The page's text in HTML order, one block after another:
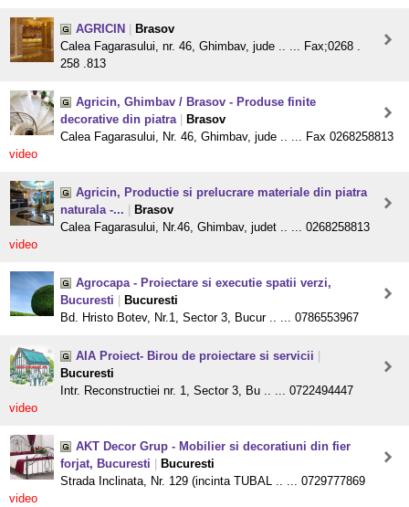
AGRICIN
Brasov
Calea Fagarasului, nr. 46, Ghimbav, jude .. ... Fax;0268 .
258 .813
Agricin, Ghimbav / Brasov - Produse finite
decorative din piatra
Brasov
Calea Fagarasului, Nr. 46, Ghimbav, jude .. ... Fax 0268258813
video
Agricin, Productie si prelucrare materiale din piatra
naturala -...
Brasov
Calea Fagarasului, Nr.46, Ghimbav, judet .. ... 0268258813
video
Agrocapa - Proiectare si executie spatii verzi,
Bucuresti
Bucuresti
Bd. Hristo Botev, Nr.1, Sector 3, Bucur .. ... 0786553967
AIA Proiect- Birou de proiectare si servicii
Bucuresti
Intr. Reconstructiei nr. 1, Sector 3, Bu .. ... 0722494447
video
AKT Decor Grup - Mobilier si decoratiuni din fier
forjat, Bucuresti
Bucuresti
Strada Inclinata, Nr. 129 (incinta TUBAL .. ... 0729777869
video